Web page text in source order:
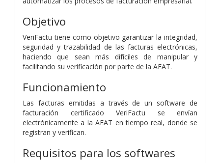
Objetivo
VeriFactu tiene como objetivo garantizar la integridad,
seguridad y trazabilidad de las facturas electrónicas,
haciendo que sean más difíciles de manipular y
facilitando su verificación por parte de la AEAT.
Funcionamiento
Las facturas emitidas a través de un software de
facturación certificado VeriFactu se envían
electrónicamente a la AEAT en tiempo real, donde se
registran y verifican.
Requisitos para los softwares